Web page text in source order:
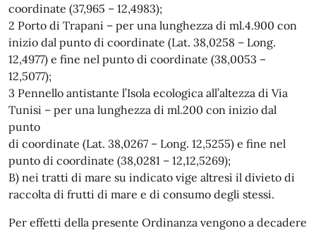
coordinate (37,965 – 12,4983);
2 Porto di Trapani – per una lunghezza di ml.4.900 con
inizio dal punto di coordinate (Lat. 38,0258 – Long.
12,4977) e fine nel punto di coordinate (38,0053 –
12,5077);
3 Pennello antistante l’Isola ecologica all’altezza di Via
Tunisi – per una lunghezza di ml.200 con inizio dal
punto
di coordinate (Lat. 38,0267 – Long. 12,5255) e fine nel
punto di coordinate (38,0281 – 12,12,5269);
B) nei tratti di mare su indicato vige altresì il divieto di
raccolta di frutti di mare e di consumo degli stessi.
Per effetti della presente Ordinanza vengono a decadere